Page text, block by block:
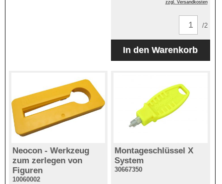
zzgl. Versandkosten
/2
Neocon - Werkzeug
zum zerlegen von
Figuren
10060002
Montageschlüssel X
System
30667350